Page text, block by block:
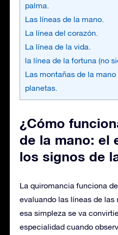
palma.
Las líneas de la mano.
La línea del corazón.
La línea de la vida.
la línea de la fortuna (no
Las montañas de la
planetas.
¿Cómo
de la mano: el
los signos de
La quiromancia funciona
evaluando las líneas de las
esa simpleza se va
especialidad cuando